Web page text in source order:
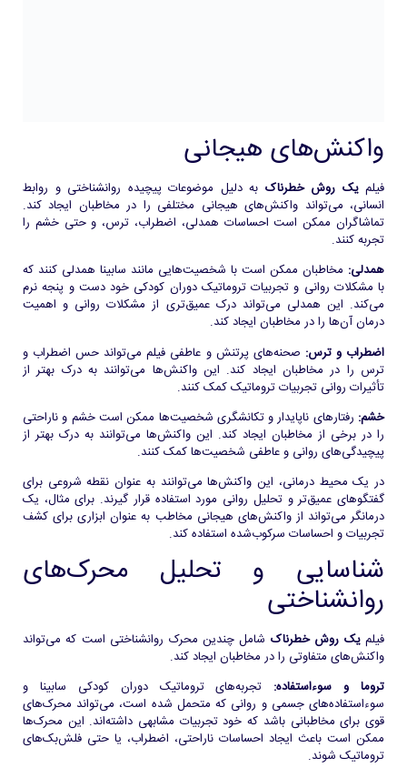
واکنش‌های هیجانی
فیلمیک روش خطرناک به دلیل موضوعات پیچیده روانشناختی و روابط
انسانی، می‌تواند واکنش‌های هیجانی مختلفی را در مخاطبان ایجاد کند.
تماشاگران ممکن است احساسات همدلی، اضطراب، ترس، و حتی خشم را
تجربه کنند.
همدلی: مخاطبان ممکن است با شخصیت‌هایی مانند سابینا همدلی کنند که
با مشکلات روانی و تجربیات تروماتیک دوران کودکی خود دست و پنجه نرم
می‌کند. این همدلی می‌تواند درک عمیق‌تری از مشکلات روانی و اهمیت
درمان آن‌ها را در مخاطبان ایجاد کند.
اضطراب و ترس: صحنه‌های پرتنش و عاطفی فیلم می‌تواند حس اضطراب و
ترس را در مخاطبان ایجاد کند. این واکنش‌ها می‌توانند به درک بهتر از
تأثیرات روانی تجربیات تروماتیک کمک کنند.
خشم: رفتارهای ناپایدار و تکانشگری شخصیت‌ها ممکن است خشم و ناراحتی
را در برخی از مخاطبان ایجاد کند. این واکنش‌ها می‌توانند به درک بهتر از
پیچیدگی‌های روانی و عاطفی شخصیت‌ها کمک کنند.
در یک محیط درمانی، این واکنش‌ها می‌توانند به عنوان نقطه شروعی برای
گفتگوهای عمیق‌تر و تحلیل روانی مورد استفاده قرار گیرند. برای مثال، یک
درمانگر می‌تواند از واکنش‌های هیجانی مخاطب به عنوان ابزاری برای کشف
تجربیات و احساسات سرکوب‌شده استفاده کند.
شناسایی و تحلیل محرک‌های
روانشناختی
فیلمیک روش خطرناک شامل چندین محرک روانشناختی است که می‌تواند
واکنش‌های متفاوتی را در مخاطبان ایجاد کند.
تروما و سوءاستفاده: تجربه‌های تروماتیک دوران کودکی سابینا و
سوءاستفاده‌های جسمی و روانی که متحمل شده است، می‌تواند محرک‌های
قوی برای مخاطبانی باشد که خود تجربیات مشابهی داشته‌اند. این محرک‌ها
ممکن است باعث ایجاد احساسات ناراحتی، اضطراب، یا حتی فلش‌بک‌های
تروماتیک شوند.